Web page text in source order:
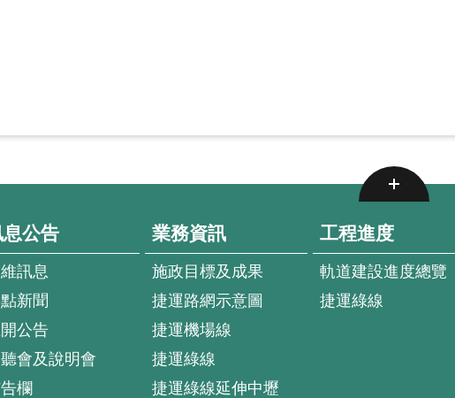
公告
訊息
新聞
公告
會及說明會
欄
業務資訊
施政目標及成果
捷運路網示意圖
捷運機場線
捷運綠線
捷運綠線延伸中壢
工程進度
軌道建設進度總覽
捷運綠線